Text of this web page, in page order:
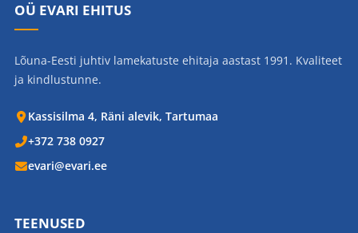
OÜ EVARI EHITUS
Lõuna-Eesti juhtiv lamekatuste ehitaja aastast 1991. Kvaliteet
ja kindlustunne.
Kassisilma 4, Räni alevik, Tartumaa
+372 738 0927
evari@evari.ee
TEENUSED